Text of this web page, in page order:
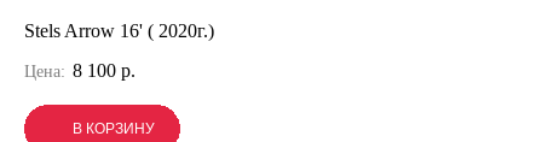
Stels Arrow 16' ( 2020г.)
Цена: 8 100 р.
В КОРЗИНУ
В КОРЗИНУ
В КОРЗИНУ